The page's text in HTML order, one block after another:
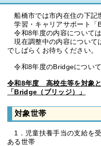
船橋市では市内在住の下記
学習・キャリアサポート「
令和8年度の内容について
現在調整中の内容について
でしばらくお待ちください。
令和8年度のBridgeについて
令和8年度 高校生等を対象
「Bridge（ブリッジ）」
対象世帯
1．児童扶養手当の支給を
ある世帯